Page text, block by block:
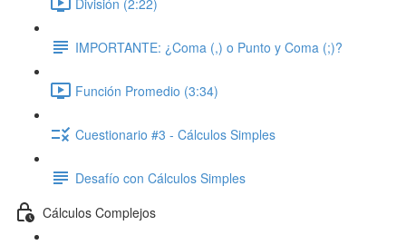
IMPORTANTE: ¿Coma (,) o Punto y Coma (;)?
Función Promedio (3:34)
Cuestionario #3 - Cálculos Simples
Desafío con Cálculos Simples
Cálculos Complejos